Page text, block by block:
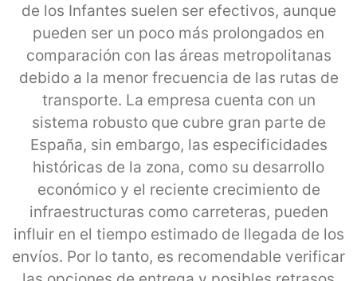
de los Infantes suelen ser efectivos, aunque
pueden ser un poco más prolongados en
comparación con las áreas metropolitanas
debido a la menor frecuencia de las rutas de
transporte. La empresa cuenta con un
sistema robusto que cubre gran parte de
España, sin embargo, las especificidades
históricas de la zona, como su desarrollo
económico y el reciente crecimiento de
infraestructuras como carreteras, pueden
influir en el tiempo estimado de llegada de los
envíos. Por lo tanto, es recomendable verificar